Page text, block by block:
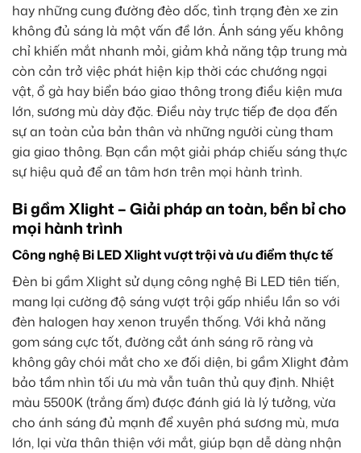
hay những cung đường đèo dốc, tình trạng đèn xe zin
không đủ sáng là một vấn đề lớn. Ánh sáng yếu không
chỉ khiến mắt nhanh mỏi, giảm khả năng tập trung mà
còn cản trở việc phát hiện kịp thời các chướng ngại
vật, ổ gà hay biển báo giao thông trong điều kiện mưa
lớn, sương mù dày đặc. Điều này trực tiếp đe dọa đến
sự an toàn của bản thân và những người cùng tham
gia giao thông. Bạn cần một giải pháp chiếu sáng thực
sự hiệu quả để an tâm hơn trên mọi hành trình.
Bi gầm Xlight – Giải pháp an toàn, bền bỉ cho
mọi hành trình
Công nghệ Bi LED Xlight vượt trội và ưu điểm thực tế
Đèn bi gầm Xlight sử dụng công nghệ Bi LED tiên tiến,
mang lại cường độ sáng vượt trội gấp nhiều lần so với
đèn halogen hay xenon truyền thống. Với khả năng
gom sáng cực tốt, đường cắt ánh sáng rõ ràng và
không gây chói mắt cho xe đối diện, bi gầm Xlight đảm
bảo tầm nhìn tối ưu mà vẫn tuân thủ quy định. Nhiệt
màu 5500K (trắng ấm) được đánh giá là lý tưởng, vừa
cho ánh sáng đủ mạnh để xuyên phá sương mù, mưa
lớn, lại vừa thân thiện với mắt, giúp bạn dễ dàng nhận